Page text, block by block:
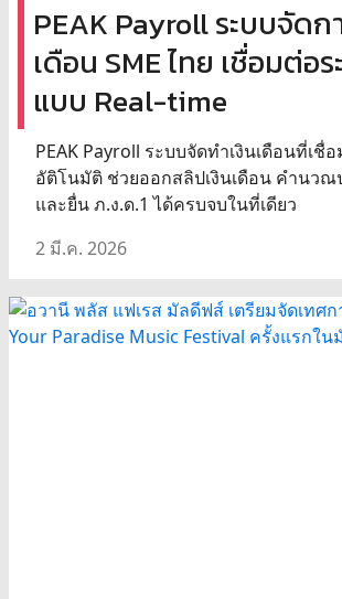
PEAK Payroll ระบบจัดก
เดือน SME ไทย เชื่อมต่
แบบ Real-time
PEAK Payroll ระบบจัดทำเงินเดือนที่เ
อัติโนมัติ ช่วยออกสลิปเงินเดือน คำนว
และยื่น ภ.ง.ด.1 ได้ครบจบในที่เดียว
2 มี.ค. 2026